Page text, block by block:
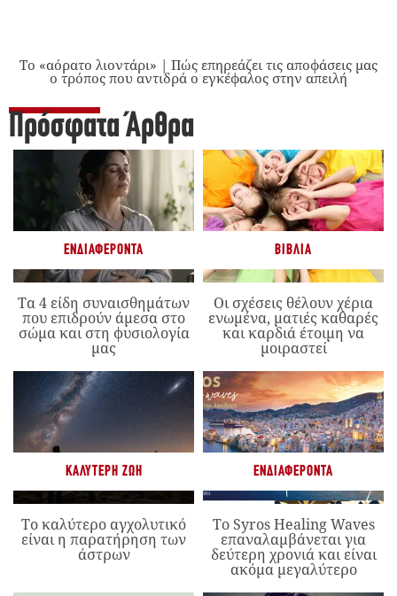
Το «αόρατο λιοντάρι» | Πώς επηρεάζει τις αποφάσεις μας
ο τρόπος που αντιδρά ο εγκέφαλος στην απειλή
Πρόσφατα Άρθρα
ΕΝΔΙΑΦΈΡΟΝΤΑ
Τα 4 είδη συναισθημάτων
που επιδρούν άμεσα στο
σώμα και στη φυσιολογία
μας
ΒΙΒΛΊΑ
Οι σχέσεις θέλουν χέρια
ενωμένα, ματιές καθαρές
και καρδιά έτοιμη να
μοιραστεί
ΚΑΛΎΤΕΡΗ ΖΩΉ
Το καλύτερο αγχολυτικό
είναι η παρατήρηση των
άστρων
ΕΝΔΙΑΦΈΡΟΝΤΑ
Το Syros Healing Waves
επαναλαμβάνεται για
δεύτερη χρονιά και είναι
ακόμα μεγαλύτερο